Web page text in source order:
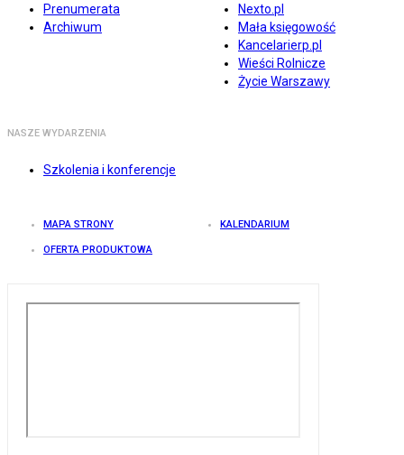
Prenumerata
Archiwum
Nexto.pl
Mała księgowość
Kancelarierp.pl
Wieści Rolnicze
Życie Warszawy
NASZE WYDARZENIA
Szkolenia i konferencje
MAPA STRONY KALENDARIUM
OFERTA PRODUKTOWA